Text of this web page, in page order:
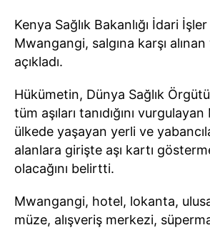
Kenya Sağlık Bakanlığı İdari
Mwangangi, salgına karşı
açıkladı.
Hükümetin, Dünya Sağlık
tüm aşıları tanıdığını
ülkede yaşayan yerli ve
alanlara girişte aşı kartı
olacağını belirtti.
Mwangangi, hotel, lokanta,
müze, alışveriş merkezi,